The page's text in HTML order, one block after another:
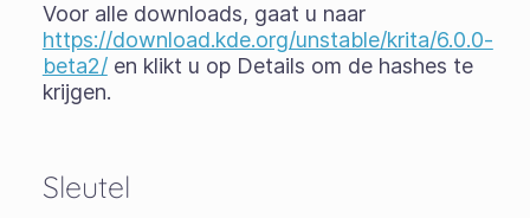
Voor alle downloads, gaat u naar
https://download.kde.org/unstable/krita/6.0.0-
beta2/en klikt u op Details om de hashes te
krijgen.
Sleutel